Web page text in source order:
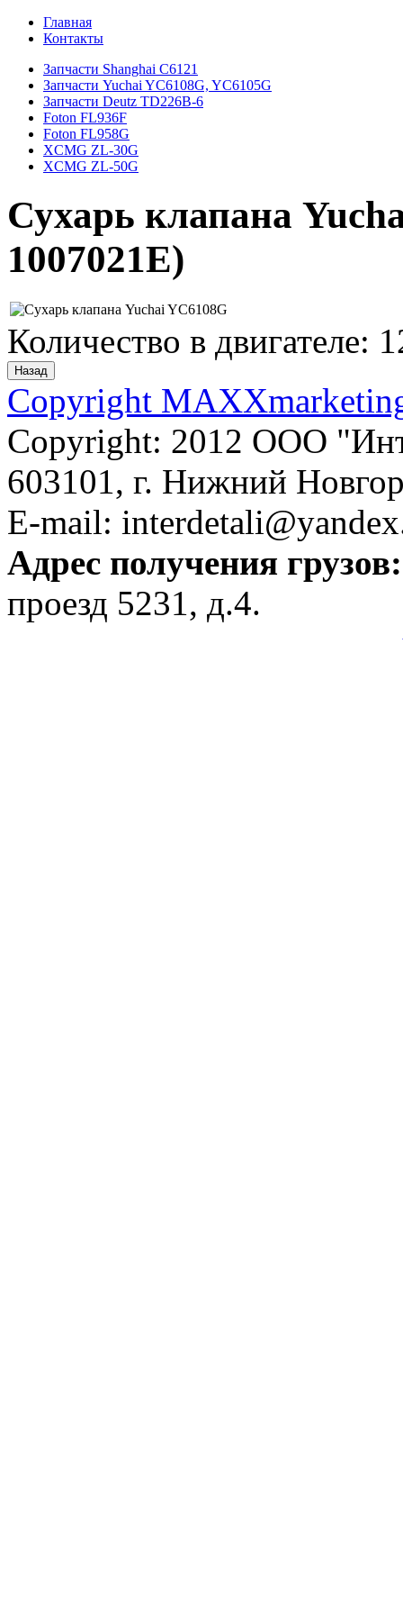
Главная
Контакты
Запчасти Shanghai C6121
Запчасти Yuchai YC6108G, YC6105G
Запчасти Deutz TD226B-6
Foton FL936F
Foton FL958G
XCMG ZL-30G
XCMG ZL-50G
Сухарь клапана
1007021E)
Количество в двигателе:
Copyright
Copyright: 2012 ООО
603101, г. Нижний
E-mail:
Адрес получения грузов:
проезд 5231, д.4.